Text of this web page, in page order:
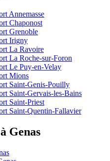
Annemasse
Chaponost
Grenoble
Irigny
La Ravoire
La Roche-sur-Foron
Le Puy-en-Velay
Mions
Saint-Genis-Pouilly
Saint-Gervais-les-Bains
Saint-Priest
Saint-Quentin-Fallavier
Genas